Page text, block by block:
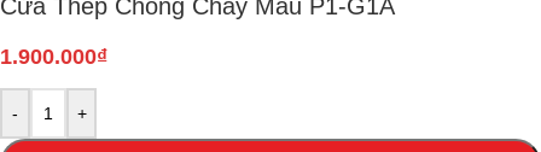
Cửa Thép Chống Cháy Mẫu P1-G1A
1.900.000₫
- +